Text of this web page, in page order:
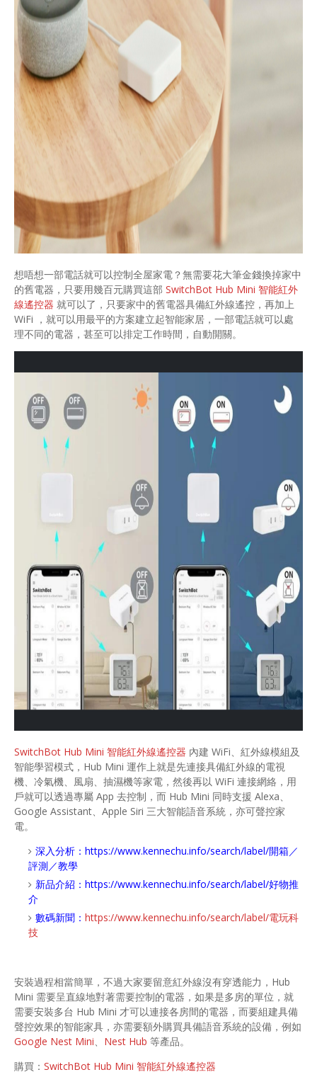
想唔想一部電話就可以控制全屋家電？無需要花大筆金錢換掉家中
的舊電器，只要用幾百元購買這部 SwitchBot Hub Mini 智能紅外
線遙控器 就可以了，只要家中的舊電器具備紅外線遙控，再加上
WiFi ，就可以用最平的方案建立起智能家居，一部電話就可以處
理不同的電器，甚至可以排定工作時間，自動開關。
SwitchBot Hub Mini 智能紅外線遙控器 內建 WiFi、紅外線模組及
智能學習模式，Hub Mini 運作上就是先連接具備紅外線的電視
機、冷氣機、風扇、抽濕機等家電，然後再以 WiFi 連接網絡，用
戶就可以透過專屬 App 去控制，而 Hub Mini 同時支援 Alexa、
Google Assistant、Apple Siri 三大智能語音系統，亦可聲控家
電。
深入分析： https://www.kennechu.info/search/label/開箱／
評測／教學
新品介紹： https://www.kennechu.info/search/label/好物推
介
數碼新聞： https://www.kennechu.info/search/label/電玩科
技
安裝過程相當簡單，不過大家要留意紅外線沒有穿透能力，Hub
Mini 需要呈直線地對著需要控制的電器，如果是多房的單位，就
需要安裝多台 Hub Mini 才可以連接各房間的電器，而要組建具備
聲控效果的智能家具，亦需要額外購買具備語音系統的設備，例如
Google Nest Mini、 Nest Hub 等產品。
購買： SwitchBot Hub Mini 智能紅外線遙控器